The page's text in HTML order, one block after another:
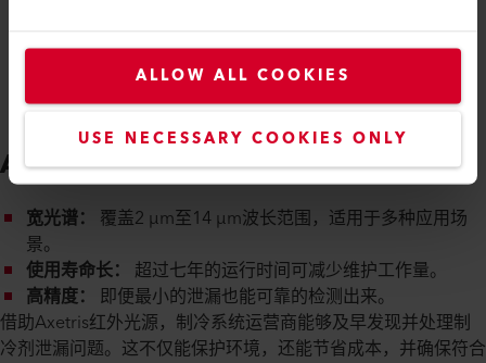
ALLOW ALL COOKIES
USE NECESSARY COOKIES ONLY
Axetris 红外光源的优势：
宽光谱： 覆盖2 µm至14 µm波长范围，适用于多种应用场
景。
使用寿命长： 超过七年的运行时间可减少维护工作量。
高精度： 即便最小的泄漏也能可靠的检测出来。
借助Axetris红外光源，制冷系统运营商能够及早发现并处理制
冷剂泄漏问题。这不仅能保护环境，还能节省成本，并确保符合